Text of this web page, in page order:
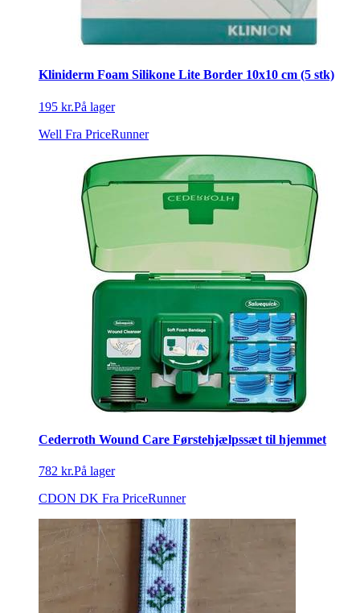
Kliniderm Foam Silikone Lite Border 10x10 cm (5 stk)
195 kr.På lager
Well Fra PriceRunner
Cederroth Wound Care Førstehjælpssæt til hjemmet
782 kr.På lager
CDON DK Fra PriceRunner